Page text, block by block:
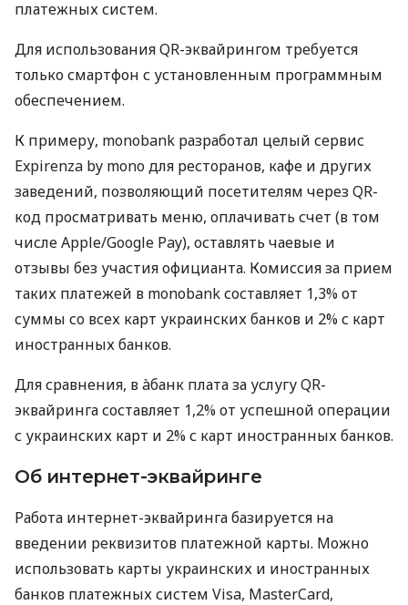
платежных систем.
Для использования QR-эквайрингом требуется
только смартфон с установленным программным
обеспечением.
К примеру, monobank разработал целый сервис
Expirenza by mono для ресторанов, кафе и других
заведений, позволяющий посетителям через QR-
код просматривать меню, оплачивать счет (в том
числе Apple/Google Pay), оставлять чаевые и
отзывы без участия официанта. Комиссия за прием
таких платежей в monobank составляет 1,3% от
суммы со всех карт украинских банков и 2% с карт
иностранных банков.
Для сравнения, в àбанк плата за услугу QR-
эквайринга составляет 1,2% от успешной операции
с украинских карт и 2% с карт иностранных банков.
Об интернет-эквайринге
Работа интернет-эквайринга базируется на
введении реквизитов платежной карты. Можно
использовать карты украинских и иностранных
банков платежных систем Visa, MasterCard,